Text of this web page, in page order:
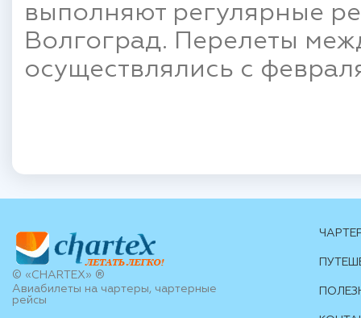
выполняют регулярные
Волгоград. Перелеты
осуществлялись с
© «CHARTEX» ®
Авиабилеты на чартеры, чартерные
рейсы